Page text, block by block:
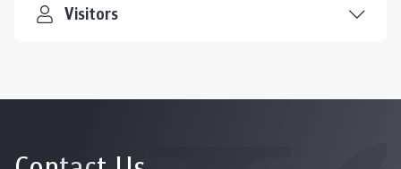
Visitors